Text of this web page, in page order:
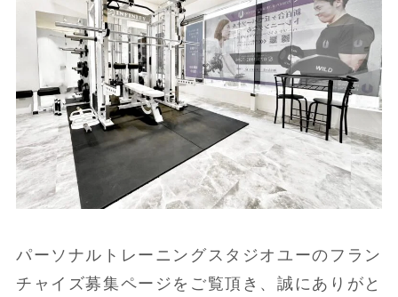
パーソナルトレーニングスタジオユーのフラン
チャイズ募集ページをご覧頂き、誠にありがと